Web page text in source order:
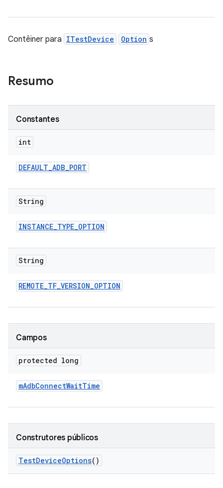
Contêiner para ITestDevice Option s
Resumo
Constantes
int
DEFAULT_ADB_PORT
String
INSTANCE_TYPE_OPTION
String
REMOTE_TF_VERSION_OPTION
Campos
protected long
mAdbConnectWaitTime
Construtores públicos
TestDeviceOptions()